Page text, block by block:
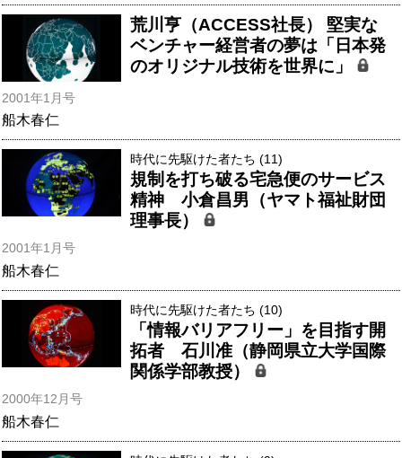
荒川亨（ACCESS社長） 堅実な
ベンチャー経営者の夢は「日本発
のオリジナル技術を世界に」
2001年1月号
船木春仁
時代に先駆けた者たち (11)
規制を打ち破る宅急便のサービス
精神 小倉昌男（ヤマト福祉財団
理事長）
2001年1月号
船木春仁
時代に先駆けた者たち (10)
「情報バリアフリー」を目指す開
拓者 石川准（静岡県立大学国際
関係学部教授）
2000年12月号
船木春仁